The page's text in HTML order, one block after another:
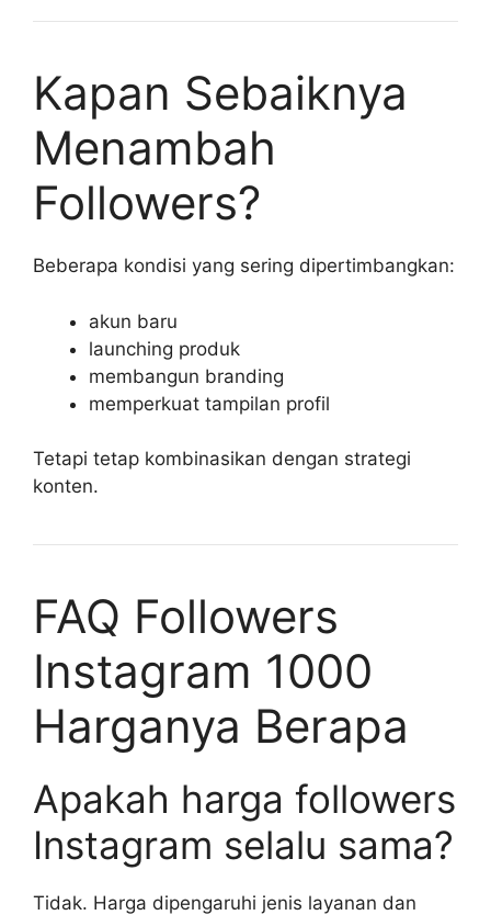
Kapan Sebaiknya
Menambah
Followers?
Beberapa kondisi yang sering dipertimbangkan:
akun baru
launching produk
membangun branding
memperkuat tampilan profil
Tetapi tetap kombinasikan dengan strategi
konten.
FAQ Followers
Instagram 1000
Harganya Berapa
Apakah harga followers
Instagram selalu sama?
Tidak. Harga dipengaruhi jenis layanan dan